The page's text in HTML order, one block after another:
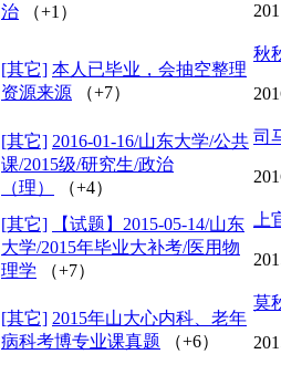
治
（+1）
[其它] 本人已毕业，会抽空整理
资源来源
（+7）
秋
[其它] 2016-01-16/山东大学/公共
课/2015级/研究生/政治
（理）
（+4）
司
[其它]
【试题】2015-05-14/山东
大学/2015年毕业大补考/医用物
理学
（+7）
上
[其它] 2015年山大心内科、老年
病科考博专业课真题
（+6）
莫